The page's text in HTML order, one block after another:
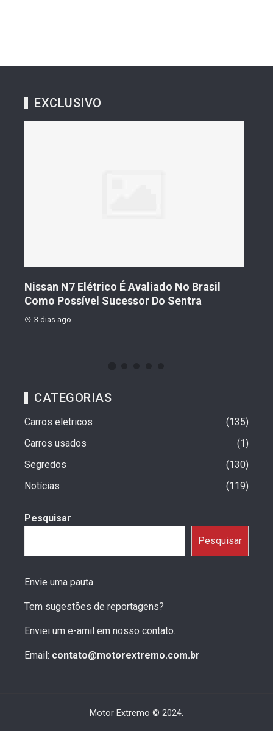
EXCLUSIVO
Elétrico É Avaliado No Brasil
Sucessor Do Sentra
Geely Celebra
Vendas Que
CATEGORIAS
Carros eletricos
135
Carros usados
1
Segredos
130
Notícias
119
Pesquisar
Pesquisar
Envie uma pauta
Tem sugestões de reportagens?
Enviei um e-amil em nosso contato.
Email: contato@motorextremo.com.br
Motor Extremo © 2024.